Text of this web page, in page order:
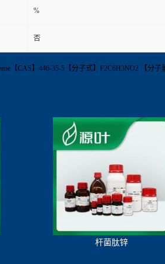
%
否
【CAS】446-35-5【分子式】F2C6H3NO2 【分
杆菌肽锌